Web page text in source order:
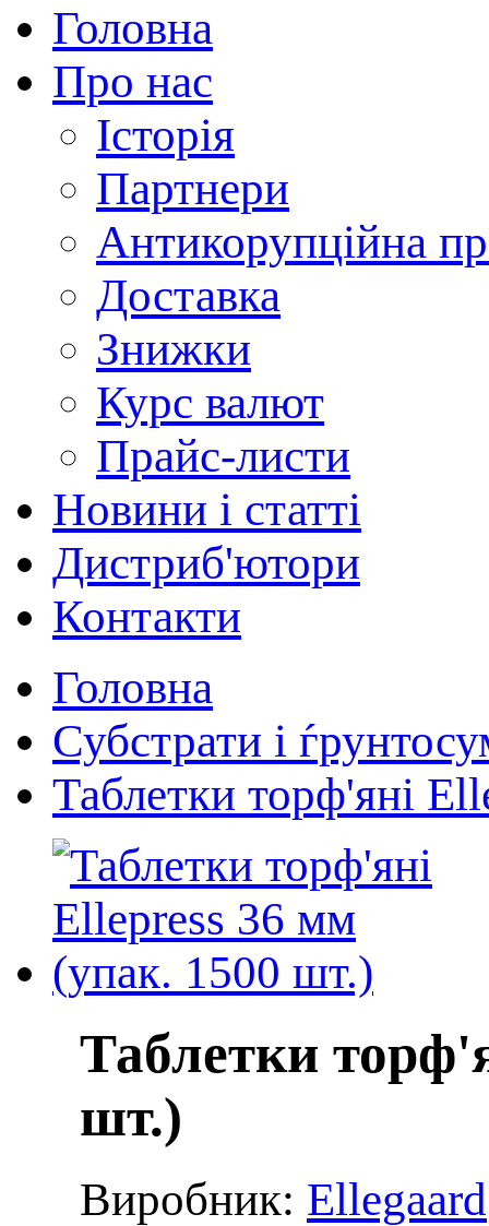
Головна
Про нас
Історія
Партнери
Антикорупційна
Доставка
Знижки
Курс валют
Прайс-листи
Новини і статті
Дистриб'ютори
Контакти
Головна
Субстрати і
Таблетки торф'яні
Таблетки
шт.)
Виробник: Ellegaard